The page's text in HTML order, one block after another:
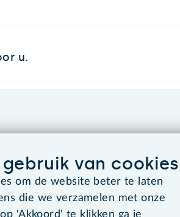
u.
van cookies
om de website beter te laten
die we verzamelen met onze
'Akkoord' te klikken ga je